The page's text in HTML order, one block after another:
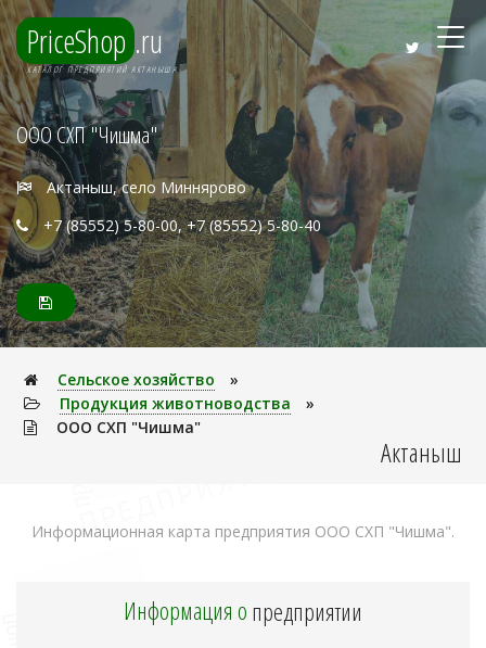
PriceShop .ru
КАТАЛОГ ПРЕДПРИЯТИЙ АКТАНЫША
ООО СХП "Чишма"
Актаныш, село Миннярово
+7 (85552) 5-80-00, +7 (85552) 5-80-40
Сельское хозяйство
»
Продукция животноводства
»
ООО СХП "Чишма"
Актаныш
Информационная карта предприятия ООО СХП "Чишма".
Информация опредприятии